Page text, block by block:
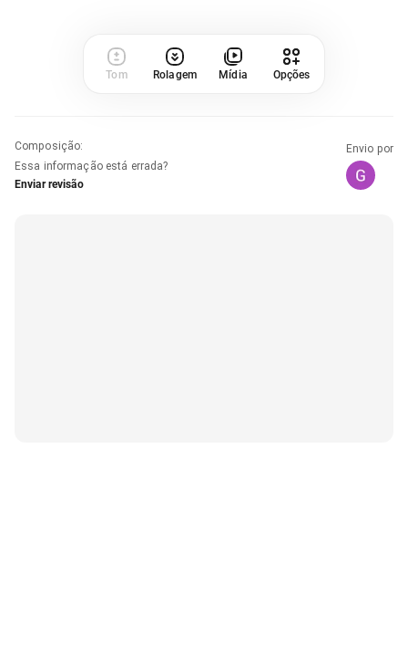
Tom Rolagem Mídia Opções
Composição:
Essa informação está errada?
Enviar revisão
Envio por